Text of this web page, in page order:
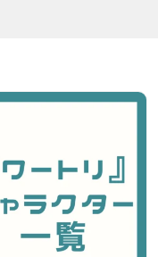
博多明太！ぴりから
こちゃん
バランくん